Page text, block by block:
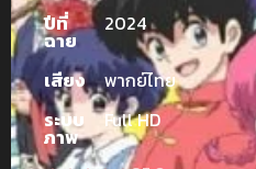
ปีที่
ฉาย
2024
เสียง
พากย์ไทย
ระบบ
ภาพ
Full HD